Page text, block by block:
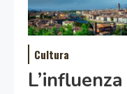
Cultura